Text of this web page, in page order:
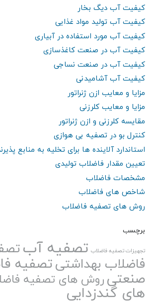
کیفیت آب دیگ بخار
کیفیت آب تولید مواد غذایی
کیفیت آب مورد استفاده در آبیاری
کیفیت آب در صنعت کاغذسازی
کیفیت آب در صنعت نساجی
کیفیت آب آشامیدنی
مزایا و معایب ازن ژنراتور
مزایا و معایب کلرزنی
مقایسه کلرزنی و ازن ژنراتور
کنترل بو در تصفیه بی هوازی
استاندارد آلاینده ها برای تخلیه به منابع
تعیین مقدار فاضلاب تولیدی
مشخصات فاضلاب
شاخص های فاضلاب
روش های تصفیه فاضلاب
برچسب
تجهیزات تصفیه فاضلاب تصفیه آب
فاضلاب بهداشتیتصفیه
صنعتی روش های تصفیه
های گندزدایی